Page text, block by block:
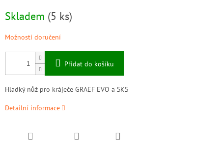
cena:
Skladem (5 ks)
Možnosti doručení
Přidat do košíku
Hladký nůž pro kráječe GRAEF EVO a SKS
Detailní informace